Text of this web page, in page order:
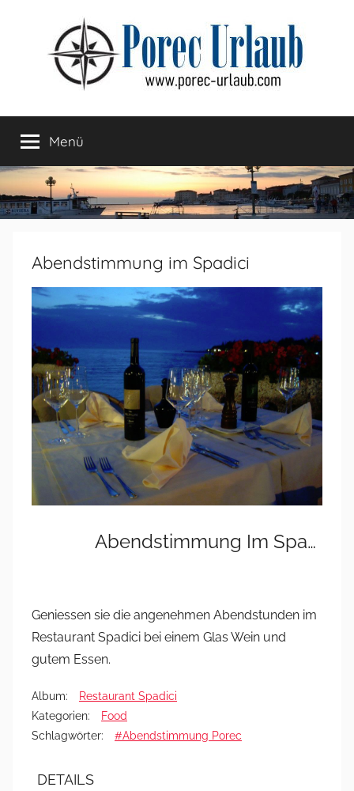
springen
Menü
Abendstimmung im Spadici
Abendstimmung Im Spadici
Geniessen sie die angenehmen Abendstunden im
Restaurant Spadici bei einem Glas Wein und
gutem Essen.
Album:
Restaurant Spadici
Kategorien:
Food
Schlagwörter:
#Abendstimmung Porec
DETAILS